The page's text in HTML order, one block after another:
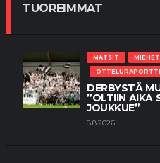
TUOREIMMAT
MATSIT MIEHET
OTTELURAPORTTI
DERBYSTÄ
”OLTIIN AIKA
JOUKKUE”
8.8.2026